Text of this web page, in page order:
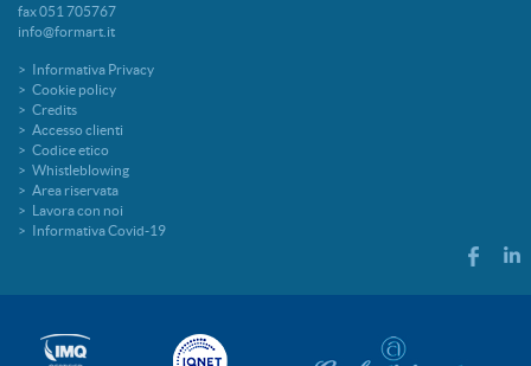
fax 051 705767
info@formart.it
Informativa Privacy
Cookie policy
Credits
Accesso clienti
Codice etico
Whistleblowing
Area riservata
Lavora con noi
Informativa Covid-19